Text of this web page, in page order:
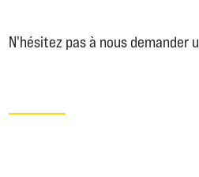
N'hésitez pas à nous demander